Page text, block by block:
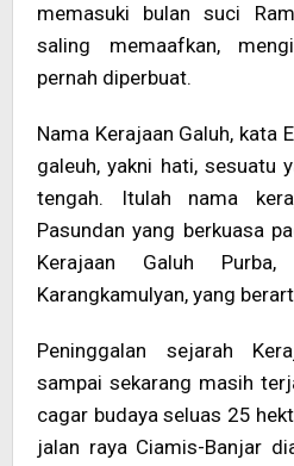
memasuki bulan suci
saling memaafkan,
pernah diperbuat.
Nama Kerajaan Galuh, kata
galeuh, yakni hati, sesuatu
tengah. Itulah nama
Pasundan yang berkuasa
Kerajaan Galuh
Karangkamulyan, yang
Peninggalan sejarah
sampai sekarang masih
cagar budaya seluas 25
jalan raya Ciamis-Banjar